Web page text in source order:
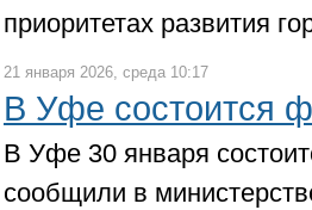
приоритетах развития
21 января 2026, среда 10:17
В Уфе состоится
В Уфе 30 января
сообщили в